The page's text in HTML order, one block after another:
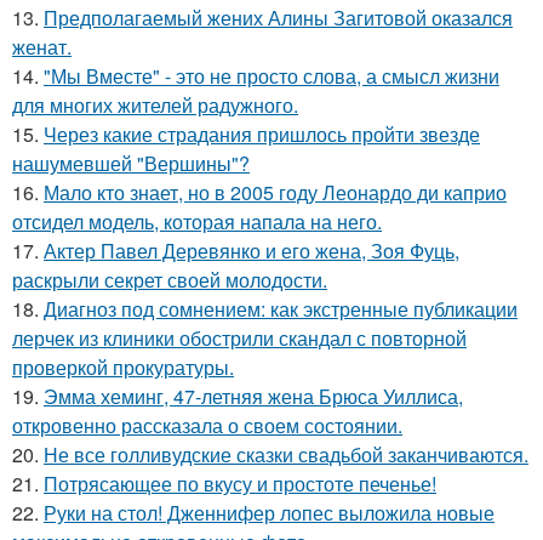
13. Предполагаемый жених Алины Загитовой оказался
женат.
14. "Мы Вместе" - это не просто слова, а смысл жизни
для многих жителей радужного.
15. Через какие страдания пришлось пройти звезде
нашумевшей "Вершины"?
16. Мало кто знает, но в 2005 году Леонардо ди каприо
отсидел модель, которая напала на него.
17. Актер Павел Деревянко и его жена, Зоя Фуць,
раскрыли секрет своей молодости.
18. Диагноз под сомнением: как экстренные публикации
лерчек из клиники обострили скандал с повторной
проверкой прокуратуры.
19. Эмма хеминг, 47-летняя жена Брюса Уиллиса,
откровенно рассказала о своем состоянии.
20. Не все голливудские сказки свадьбой заканчиваются.
21. Потрясающее по вкусу и простоте печенье!
22. Руки на стол! Дженнифер лопес выложила новые